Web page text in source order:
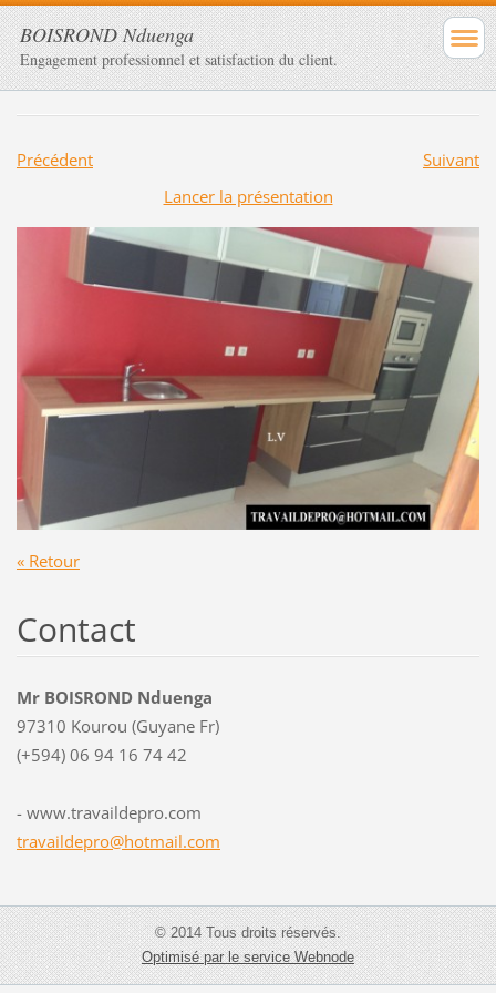
BOISROND Nduenga
Engagement professionnel et satisfaction du client.
Précédent
Suivant
Lancer la présentation
« Retour
Contact
Mr BOISROND Nduenga
97310 Kourou (Guyane Fr)
(+594) 06 94 16 74 42
- www.travaildepro.com
travaildepro@hotmail.com
© 2014 Tous droits réservés.
Optimisé par le service Webnode